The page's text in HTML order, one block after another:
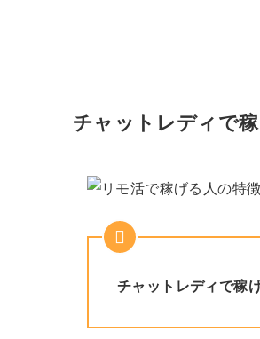
チャットレディで
チャットレディで稼